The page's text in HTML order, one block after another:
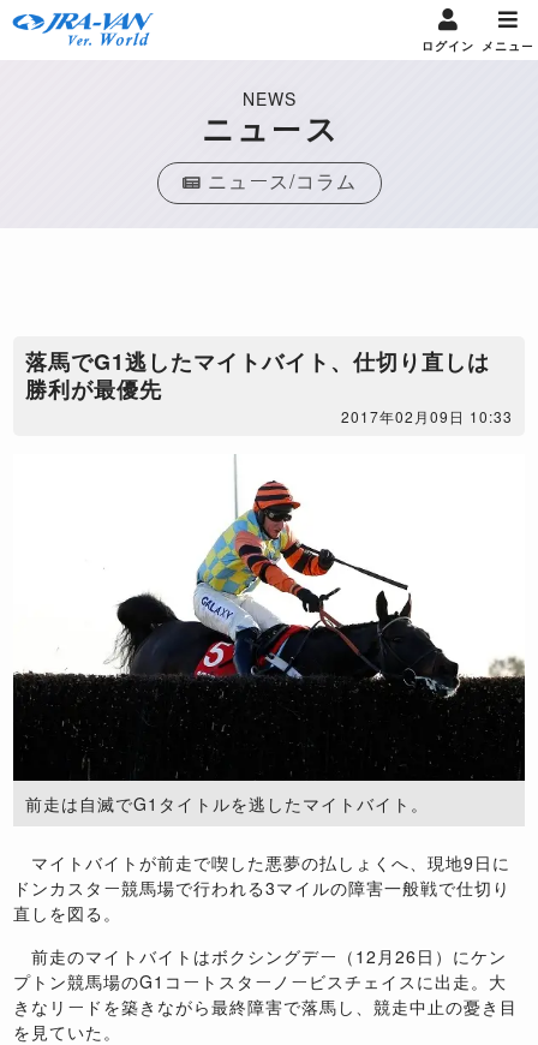
ログイン メニュー
NEWS
ニュース
ニュース/コラム
落馬でG1逃したマイトバイト、仕切り直しは
勝利が最優先
2017年02月09日 10:33
前走は自滅でG1タイトルを逃したマイトバイト。
マイトバイトが前走で喫した悪夢の払しょくへ、現地9日に
ドンカスター競馬場で行われる3マイルの障害一般戦で仕切り
直しを図る。
前走のマイトバイトはボクシングデー（12月26日）にケン
プトン競馬場のG1コートスターノービスチェイスに出走。大
きなリードを築きながら最終障害で落馬し、競走中止の憂き目
を見ていた。